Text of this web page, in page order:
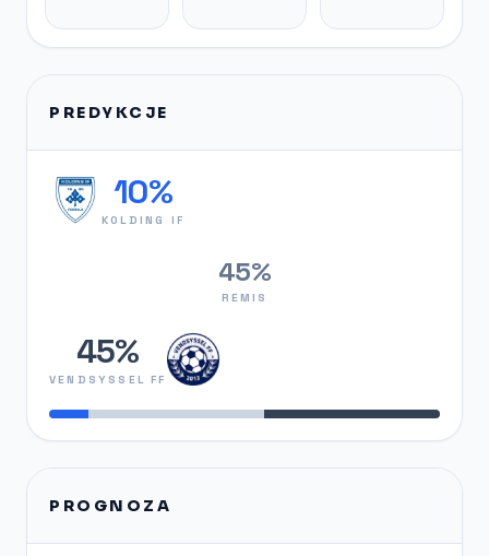
PREDYKCJE
10%
KOLDING IF
45%
REMIS
45%
VENDSYSSEL FF
PROGNOZA